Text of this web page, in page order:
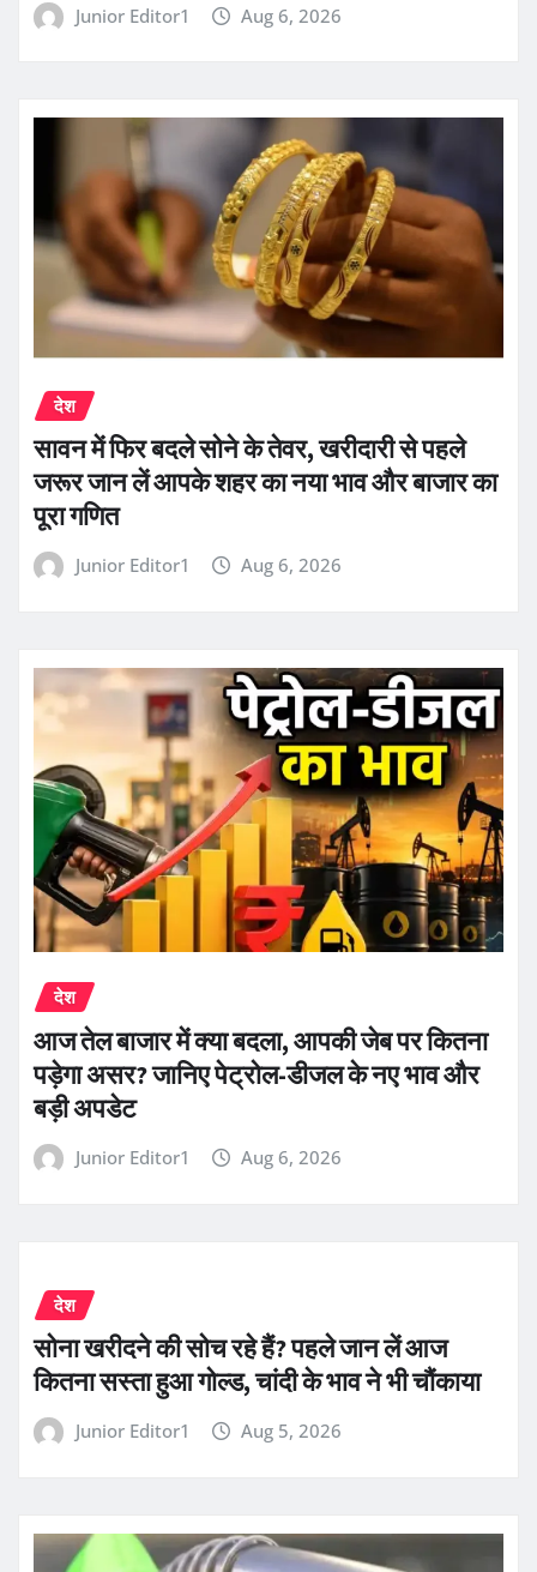
Junior Editor1 Aug 6, 2026
देश
सावन में फिर बदले सोने के तेवर, खरीदारी से पहले
जरूर जान लें आपके शहर का नया भाव और बाजार का
पूरा गणित
Junior Editor1 Aug 6, 2026
देश
आज तेल बाजार में क्या बदला, आपकी जेब पर कितना
पड़ेगा असर? जानिए पेट्रोल-डीजल के नए भाव और
बड़ी अपडेट
Junior Editor1 Aug 6, 2026
देश
सोना खरीदने की सोच रहे हैं? पहले जान लें आज
कितना सस्ता हुआ गोल्ड, चांदी के भाव ने भी चौंकाया
Junior Editor1 Aug 5, 2026